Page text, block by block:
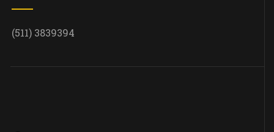
(511) 3839394